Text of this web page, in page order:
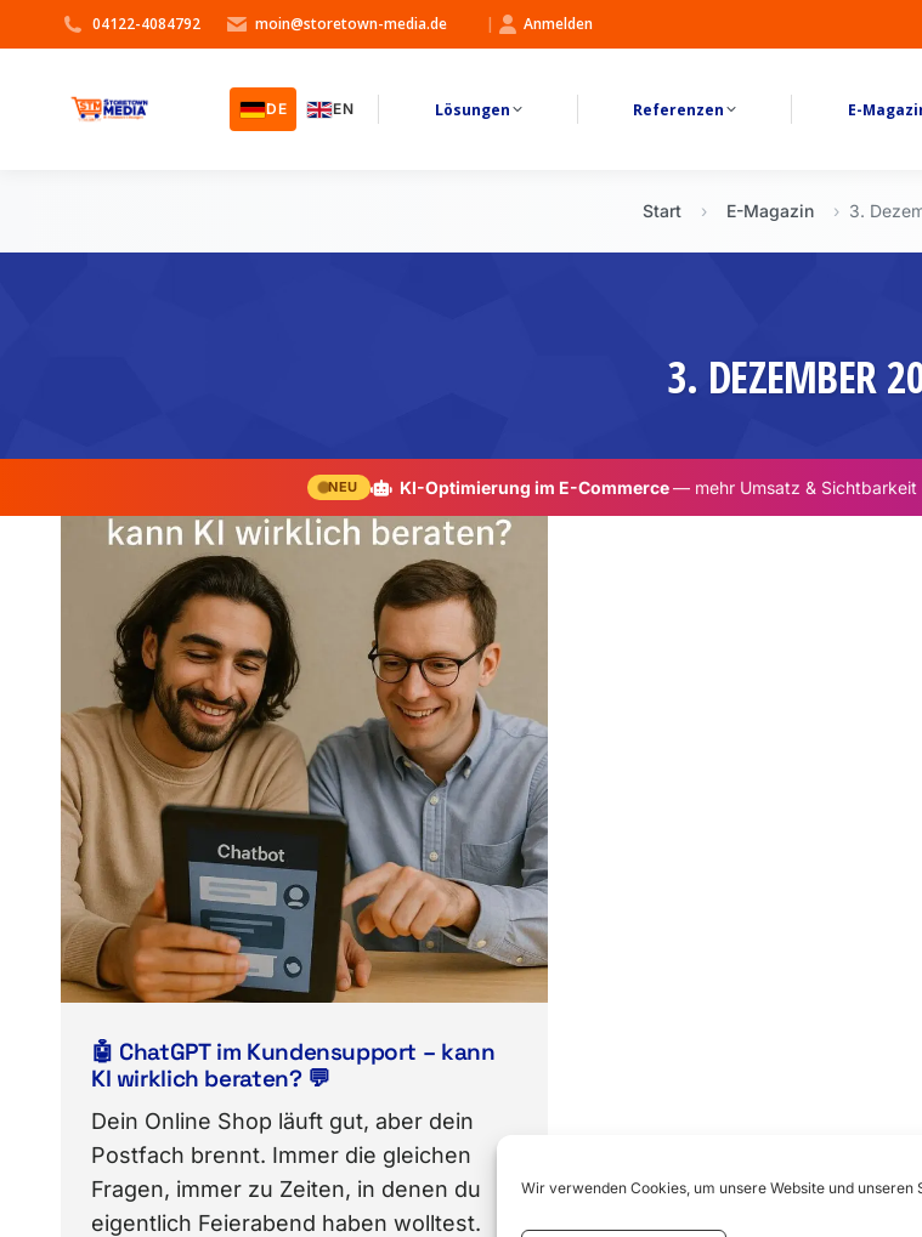
Wir verwenden Cookies, um unsere Website und unseren
04122-4084792 moin@storetown-media.de | Anmelden
DE EN Lösungen Referenzen E-
Start › E-Magazin › 3.
NEU KI-Optimierung im E-Commerce— mehr Umsatz & Sichtbarkeit
3. DEZEMBER
🤖 ChatGPT im Kundensupport – kann
KI wirklich beraten? 💬
Dein Online Shop läuft gut, aber dein
Postfach brennt. Immer die gleichen
Fragen, immer zu Zeiten, in denen du
eigentlich Feierabend haben wolltest.